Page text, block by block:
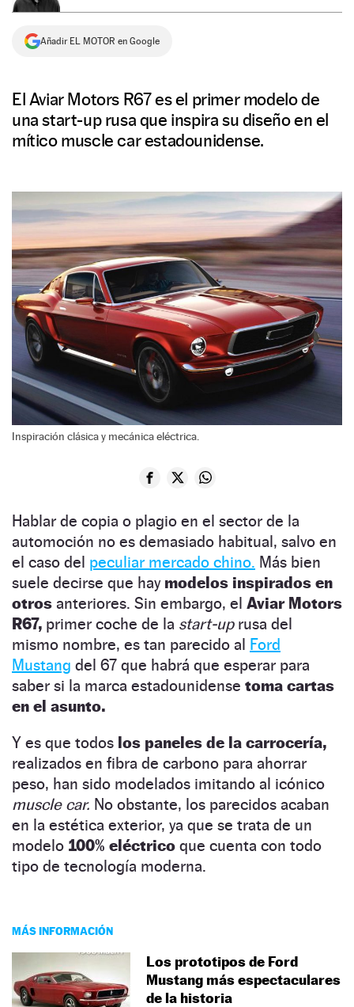
Añadir EL MOTOR en Google
El Aviar Motors R67 es el primer modelo de
una start-up rusa que inspira su diseño en el
mítico muscle car estadounidense.
Inspiración clásica y mecánica eléctrica.
Hablar de copia o plagio en el sector de la
automoción no es demasiado habitual, salvo en
el caso del peculiar mercado chino. Más bien
suele decirse que hay modelos inspirados en
otros anteriores. Sin embargo, el Aviar Motors
R67, primer coche de la start-uprusa del
mismo nombre, es tan parecido al Ford
Mustang del 67 que habrá que esperar para
saber si la marca estadounidense toma cartas
en el asunto.
Y es que todos los paneles de la carrocería,
realizados en fibra de carbono para ahorrar
peso, han sido modelados imitando al icónico
muscle car. No obstante, los parecidos acaban
en la estética exterior, ya que se trata de un
modelo 100% eléctrico que cuenta con todo
tipo de tecnología moderna.
MÁS INFORMACIÓN
Los prototipos de Ford
Mustang más espectaculares
de la historia